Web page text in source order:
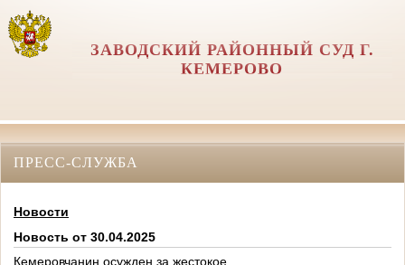
ЗАВОДСКИЙ РАЙОННЫЙ СУД Г.
КЕМЕРОВО
ПРЕСС-СЛУЖБА
Новости
Новость от 30.04.2025
Кемеровчанин осужден за жестокое